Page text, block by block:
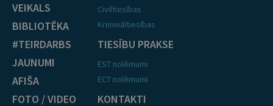
VEIKALS
BIBLIOTĒKA
#TEIRDARBS
JAUNUMI
AFIŠA
FOTO / VIDEO
Civiltiesības
Krimināltiesības
TIESĪBU PRAKSE
EST nolēmumi
ECT nolēmumi
KONTAKTI